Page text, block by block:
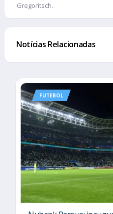
Gregoritsch.
Notícias Relacionadas
FUTEBOL